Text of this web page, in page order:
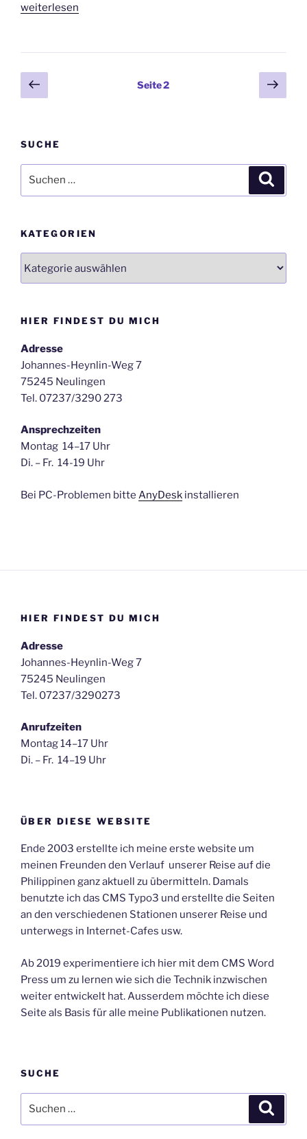
„Dankopfer“
weiterlesen
Seitennummerierung
der
Vorherige
Seite
Seite2
SUCHE
nach:
KATEGORIEN
HIER FINDEST DU MICH
Adresse
Johannes-Heynlin-Weg 7
75245 Neulingen
Tel. 07237/3290 273
Ansprechzeiten
Montag 14–17 Uhr
Di. – Fr. 14-19 Uhr
Bei PC-Problemen bitte AnyDesk installieren
HIER FINDEST DU MICH
Adresse
Johannes-Heynlin-Weg 7
75245 Neulingen
Tel. 07237/3290273
Anrufzeiten
Montag 14–17 Uhr
Di. – Fr. 14–19 Uhr
ÜBER DIESE WEBSITE
Ende 2003 erstellte ich meine erste website um
meinen Freunden den Verlauf unserer Reise auf die
Philippinen ganz aktuell zu übermitteln. Damals
benutzte ich das CMS Typo3 und erstellte die Seiten
an den verschiedenen Stationen unserer Reise und
unterwegs in Internet-Cafes usw.
Ab 2019 experimentiere ich hier mit dem CMS Word
Press um zu lernen wie sich die Technik inzwischen
weiter entwickelt hat. Ausserdem möchte ich diese
Seite als Basis für alle meine Publikationen nutzen.
SUCHE
nach: